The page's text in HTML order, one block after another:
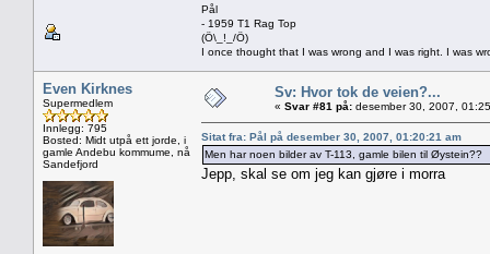
Pål
- 1959 T1 Rag Top
(Ö\_!_/Ö)
I once thought that I was wrong and I was right. I was
Even Kirknes
Supermedlem
Innlegg: 795
Bosted: Midt utpå ett jorde, i
gamle Andebu kommume, nå
Sandefjord
Sv: Hvor tok de veien?...
« Svar #81 på: desember 30, 2007,
Sitat fra: Pål på desember 30, 2007, 01:20:21 am
Men har noen bilder av T-113, gamle bilen til Øystein??
Jepp, skal se om jeg kan gjøre i morra